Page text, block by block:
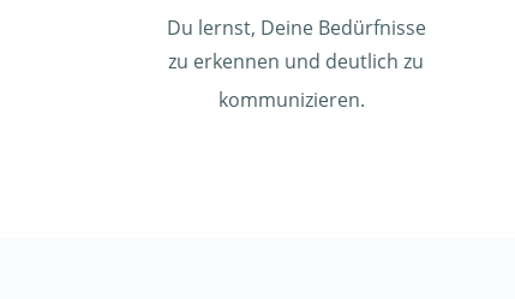
Du lernst, Deine Bedürfnisse
zu erkennen und deutlich zu
kommunizieren.